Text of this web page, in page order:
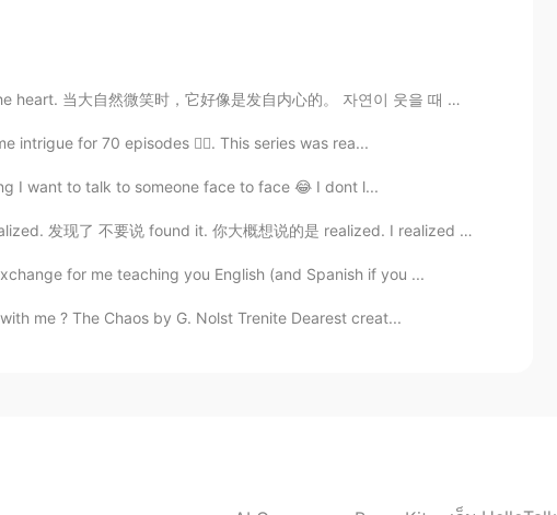
2021.05.20 07:05
人的生活而不过自己的。所以呢我只想说你们多考虑以下。
自然微笑时，它好像是发自内心的。 자연이 웃을 때 마치 마음에서 나온 ...
intrigue for 70 episodes 🤦‍♂️. This series was rea...
I want to talk to someone face to face 😂 I dont l...
发现了 不要说 found it. 你大概想说的是 realized. I realized I di...
for me teaching you English (and Spanish if you ...
me ? The Chaos by G. Nolst Trenite Dearest creat...